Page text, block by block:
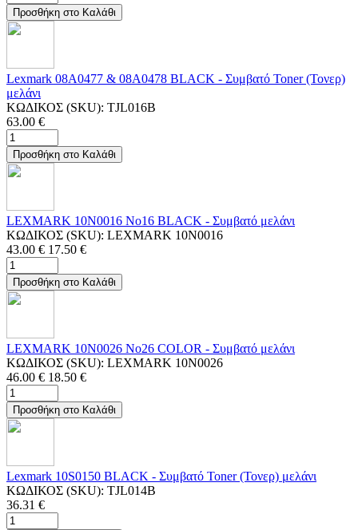
Προσθήκη στο Καλάθι
Lexmark 08A0477 & 08A0478 BLACK - Συμβατό Toner (Τονερ)
μελάνι
ΚΩΔΙΚΟΣ (SKU): TJL016B
63.00 €
Προσθήκη στο Καλάθι
LEXMARK 10N0016 No16 BLACK - Συμβατό μελάνι
ΚΩΔΙΚΟΣ (SKU): LEXMARK 10N0016
43.00 € 17.50 €
Προσθήκη στο Καλάθι
LEXMARK 10N0026 No26 COLOR - Συμβατό μελάνι
ΚΩΔΙΚΟΣ (SKU): LEXMARK 10N0026
46.00 € 18.50 €
Προσθήκη στο Καλάθι
Lexmark 10S0150 BLACK - Συμβατό Toner (Τονερ) μελάνι
ΚΩΔΙΚΟΣ (SKU): TJL014B
36.31 €